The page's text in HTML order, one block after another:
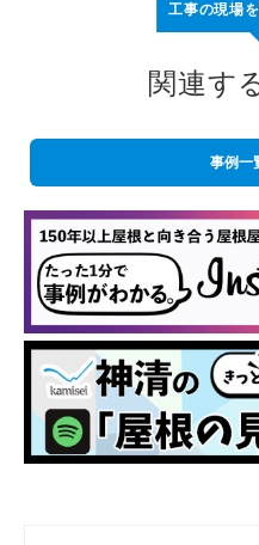
工事の現場
関連す
事例一